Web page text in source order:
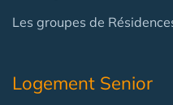
Les groupes de
Logement Senior